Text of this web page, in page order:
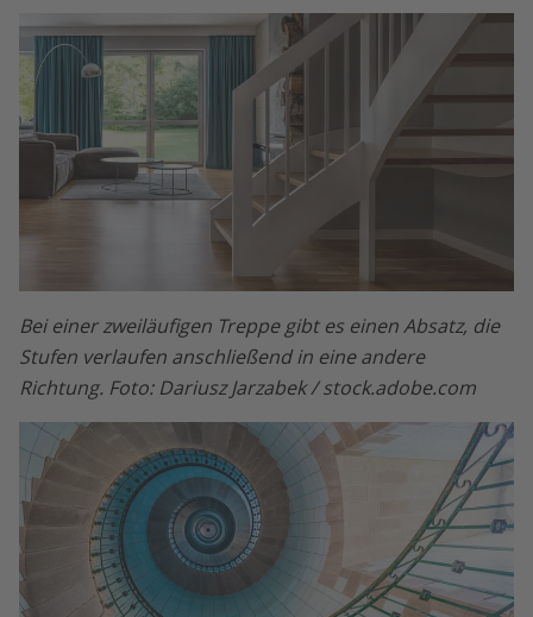
Bei einer zweiläufigen Treppe gibt es einen Absatz, die
Stufen verlaufen anschließend in eine andere
Richtung. Foto: Dariusz Jarzabek / stock.adobe.com